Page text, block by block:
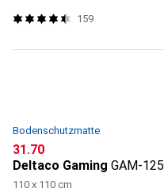
159
Bodenschutzmatte
CHF
31.70
Deltaco Gaming GAM-125
110 x 110 cm